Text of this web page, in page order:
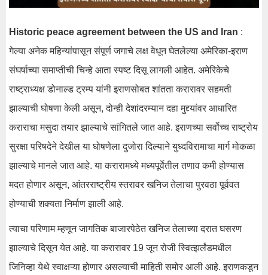
Historic peace agreement between the US and Iran :
गेल्या अनेक महिन्यांपासून संपूर्ण जगाचे लक्ष वेधून घेतलेल्या अमेरिका-इराण
संघर्षाच्या समाप्तीची चिन्हे आता स्पष्ट दिसू लागली आहेत. अमेरिकेचे
राष्ट्राध्यक्ष डोनाल्ड ट्रम्प यांनी इराणसोबत शांतता करारावर सहमती
झाल्याची घोषणा केली असून, दोन्ही देशांदरम्यान दहा मुद्द्यांवर आधारित
कराराचा मसुदा तयार झाल्याचे सांगितले जात आहे. इराणच्या सर्वोच्च राष्ट्रोय
सुरक्षा परिषदेने देखील या घोषणेला दुजोरा दिल्याने युध्दविरामाचा मार्ग मोकळा
झाल्याचे मानले जात आहे. या करारामध्ये मध्यपूर्वेतील तणाव कमी होण्यास
मदत होणार असून, आंतरराष्ट्रीय स्तरावर खनिज तेलाचा पुरवठा पूर्ववत
होण्याची शक्यता निर्माण झाली आहे.
त्याचा परिणाम म्हणून जागतिक बाजारपेठेत खनिज तेलाच्या दरात घसरण
झाल्याचे दिसून येत आहे. या करारावर 19 जून रोजी स्वित्झर्लंडमधील
जिनिव्हा येथे स्वाक्षऱ्या होणार असल्याची माहिती समोर आली आहे. इराणकडून